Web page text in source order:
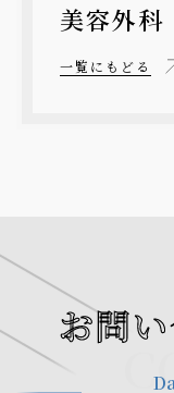
美容外科
一覧にもどる
お問